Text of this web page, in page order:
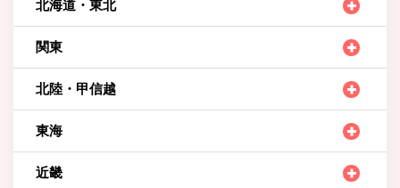
北海道・東北
関東
北陸・甲信越
東海
近畿